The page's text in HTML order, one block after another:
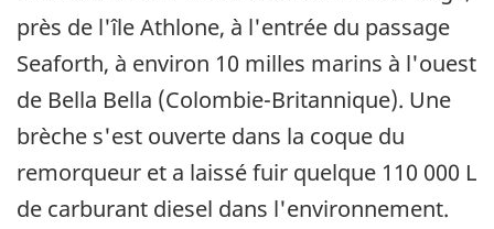
près de l'île Athlone, à l'entrée du passage
Seaforth, à environ 10 milles marins à l'ouest
de Bella Bella (Colombie-Britannique). Une
brèche s'est ouverte dans la coque du
remorqueur et a laissé fuir quelque 110 000 L
de carburant diesel dans l'environnement.